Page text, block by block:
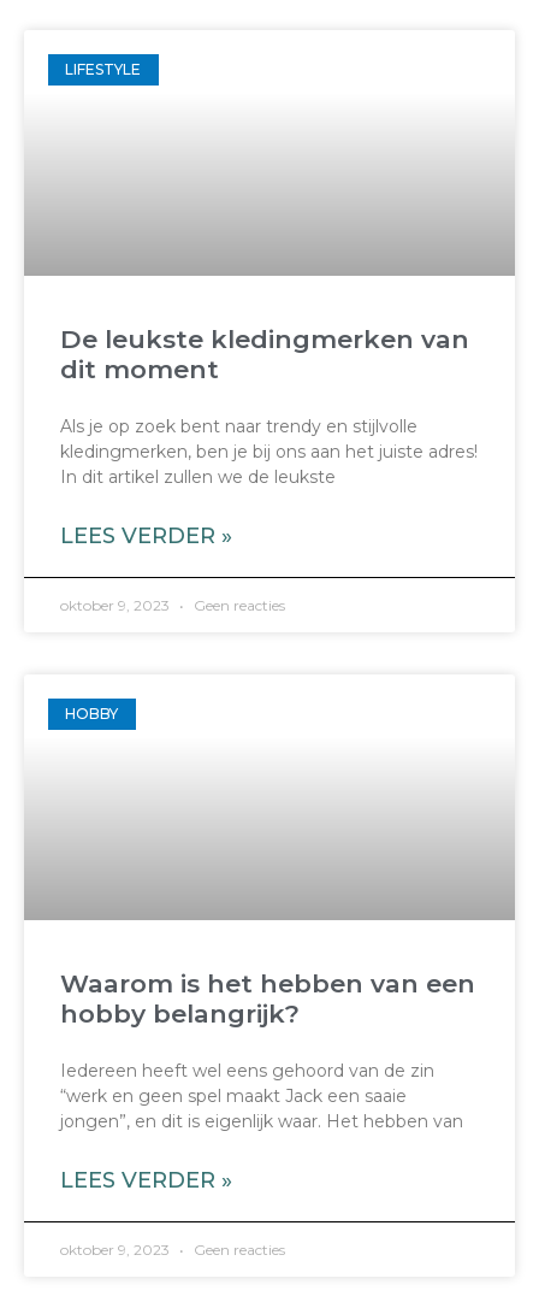
LIFESTYLE
De leukste kledingmerken van
dit moment
Als je op zoek bent naar trendy en stijlvolle
kledingmerken, ben je bij ons aan het juiste adres!
In dit artikel zullen we de leukste
LEES VERDER »
oktober 9, 2023 Geen reacties
HOBBY
Waarom is het hebben van een
hobby belangrijk?
Iedereen heeft wel eens gehoord van de zin
“werk en geen spel maakt Jack een saaie
jongen”, en dit is eigenlijk waar. Het hebben van
LEES VERDER »
oktober 9, 2023 Geen reacties